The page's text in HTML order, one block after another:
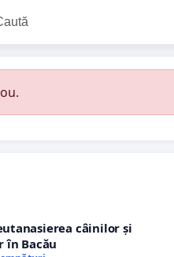
câinilor și
în Bacău